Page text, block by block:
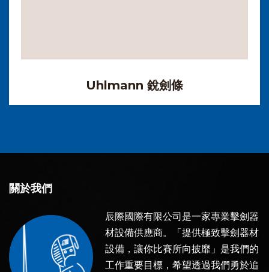
Uhlmann 銳劍條
關於我們
辰際國際有限公司是一家專業擊劍器
材設備供應商。「提供極致擊劍器材
設備，讓你比賽所向披靡」是我們的
工作重要目標，希望透過我們勇於追